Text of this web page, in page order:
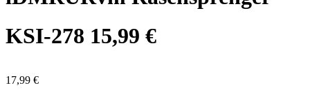
KSI-278 15,99 €
17,99 €